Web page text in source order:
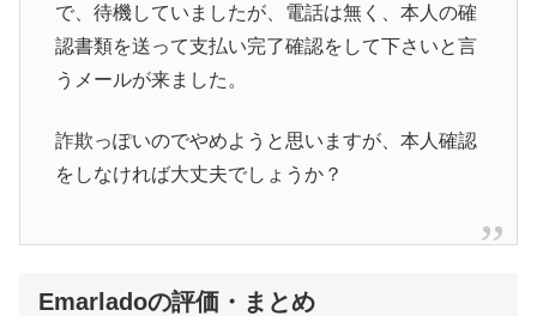
で、待機していましたが、電話は無く、本人の確
認書類を送って支払い完了確認をして下さいと言
うメールが来ました。
詐欺っぽいのでやめようと思いますが、本人確認
をしなければ大丈夫でしょうか？
Emarladoの評価・まとめ